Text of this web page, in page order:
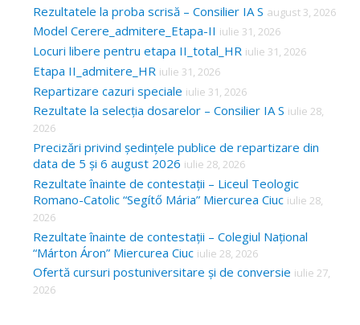
Rezultatele la proba scrisă – Consilier IA S august 3, 2026
Model Cerere_admitere_Etapa-II iulie 31, 2026
Locuri libere pentru etapa II_total_HR iulie 31, 2026
Etapa II_admitere_HR iulie 31, 2026
Repartizare cazuri speciale iulie 31, 2026
Rezultate la selecția dosarelor – Consilier IA S iulie 28,
2026
Precizări privind ședințele publice de repartizare din
data de 5 și 6 august 2026 iulie 28, 2026
Rezultate înainte de contestații – Liceul Teologic
Romano-Catolic “Segítő Mária” Miercurea Ciuc iulie 28,
2026
Rezultate înainte de contestații – Colegiul Național
“Márton Áron” Miercurea Ciuc iulie 28, 2026
Ofertă cursuri postuniversitare și de conversie iulie 27,
2026